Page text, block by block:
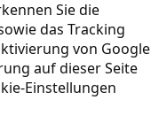
Sie die
das Tracking
von Google
auf dieser Seite
Einstellungen